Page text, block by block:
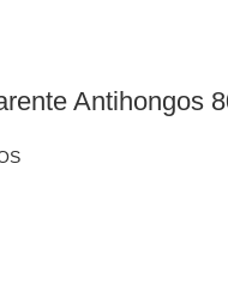
Antihongos